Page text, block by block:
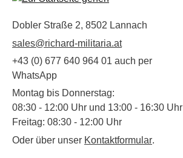
Dobler Straße 2, 8502 Lannach
sales@richard-militaria.at
+43 (0) 677 640 964 01 auch per
WhatsApp
Montag bis Donnerstag:
08:30 - 12:00 Uhr und 13:00 - 16:30 Uhr
Freitag: 08:30 - 12:00 Uhr
Oder über unser Kontaktformular.